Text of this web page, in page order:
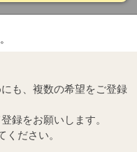
も、複数の希望をご登録
録をお願いします。
ださい。